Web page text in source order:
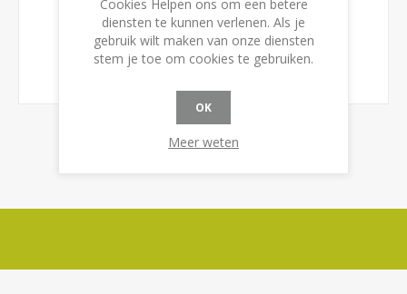
Cookies Helpen ons om een betere
diensten te kunnen verlenen. Als je
gebruik wilt maken van onze diensten
stem je toe om cookies te gebruiken.
OK
Meer weten